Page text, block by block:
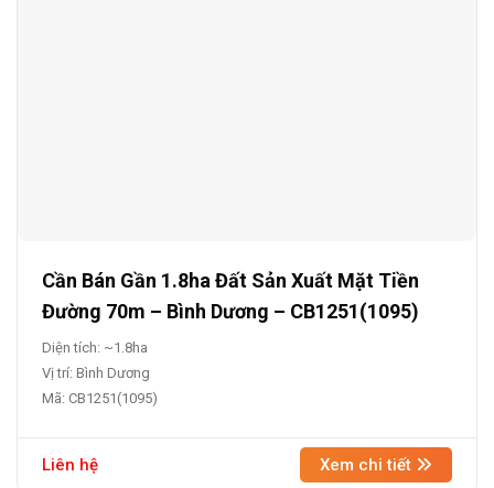
Cần Bán Gần 1.8ha Đất Sản Xuất Mặt Tiền
Đường 70m – Bình Dương – CB1251(1095)
Diện tích: ~1.8ha
Vị trí: Bình Dương
Mã: CB1251(1095)
Liên hệ Xem chi tiết